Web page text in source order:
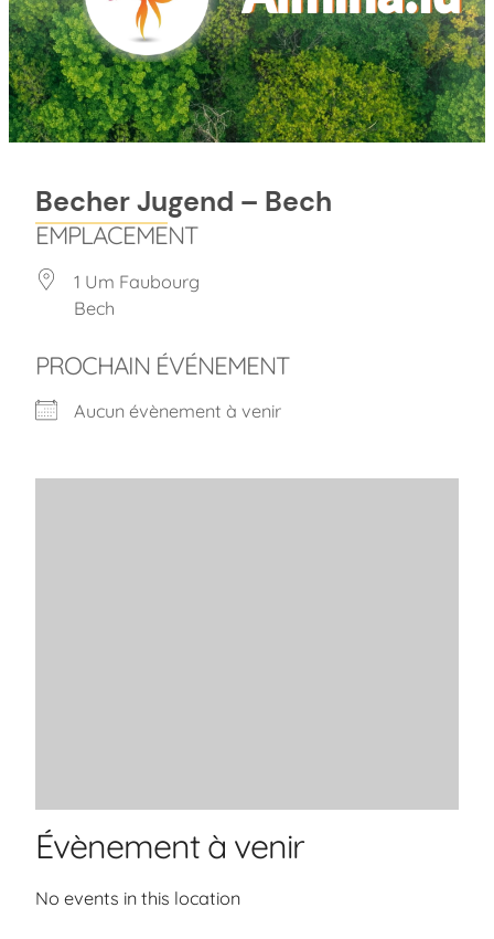
Becher Jugend – Bech
EMPLACEMENT
1 Um Faubourg
Bech
PROCHAIN ÉVÉNEMENT
Aucun évènement à venir
Évènement à venir
No events in this location